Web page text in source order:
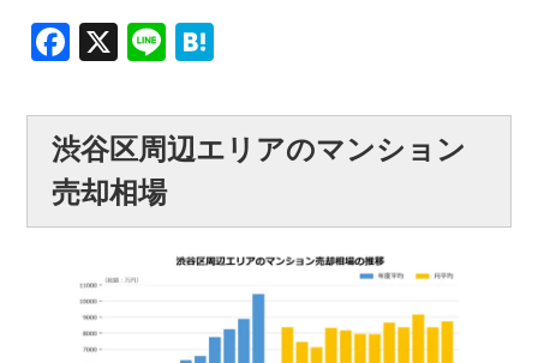
Facebook
X Line
渋谷区周辺エリアのマンション
売却相場